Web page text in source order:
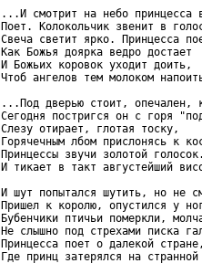
...И смотрит на небо принцесса
Поет. Колокольчик звенит в
Свеча светит ярко. Принцесса
Как Божья доярка ведро достает
И Божьих коровок уходит доить,
Чтоб ангелов тем молоком
...Под дверью стоит, опечален,
Сегодня постригся он с горя
Слезу отирает, глотая тоску,
Горячечным лбом прислонясь к
Принцессы звучи золотой
И тикает в такт августейший
И шут попытался шутить, но не
Пришел к королю, опустился у
Бубенчики птичьи померкли,
Не слышно под стрехами писка
Принцесса поет о далекой
Где принц затерялся на